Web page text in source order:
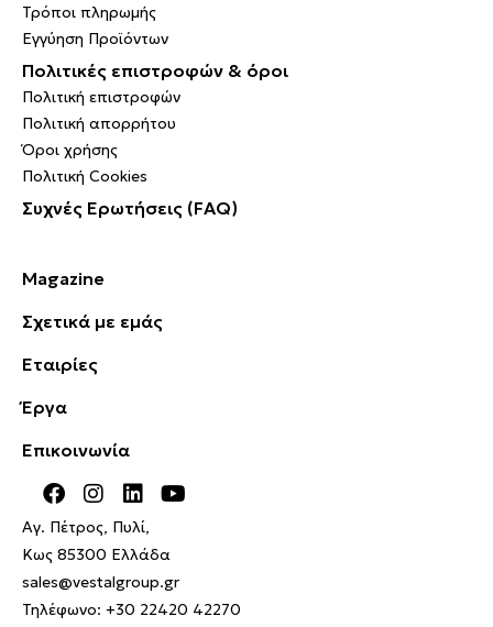
Τρόποι πληρωμής
Εγγύηση Προϊόντων
Πολιτικές επιστροφών & όροι
Πολιτική επιστροφών
Πολιτική απορρήτου
Όροι χρήσης
Πολιτική Cookies
Συχνές Ερωτήσεις (FAQ)
Magazine
Σχετικά με εμάς
Εταιρίες
Έργα
Επικοινωνία
Αγ. Πέτρος, Πυλί,
Κως 85300 Ελλάδα
sales@vestalgroup.gr
Τηλέφωνο: +30 22420 42270